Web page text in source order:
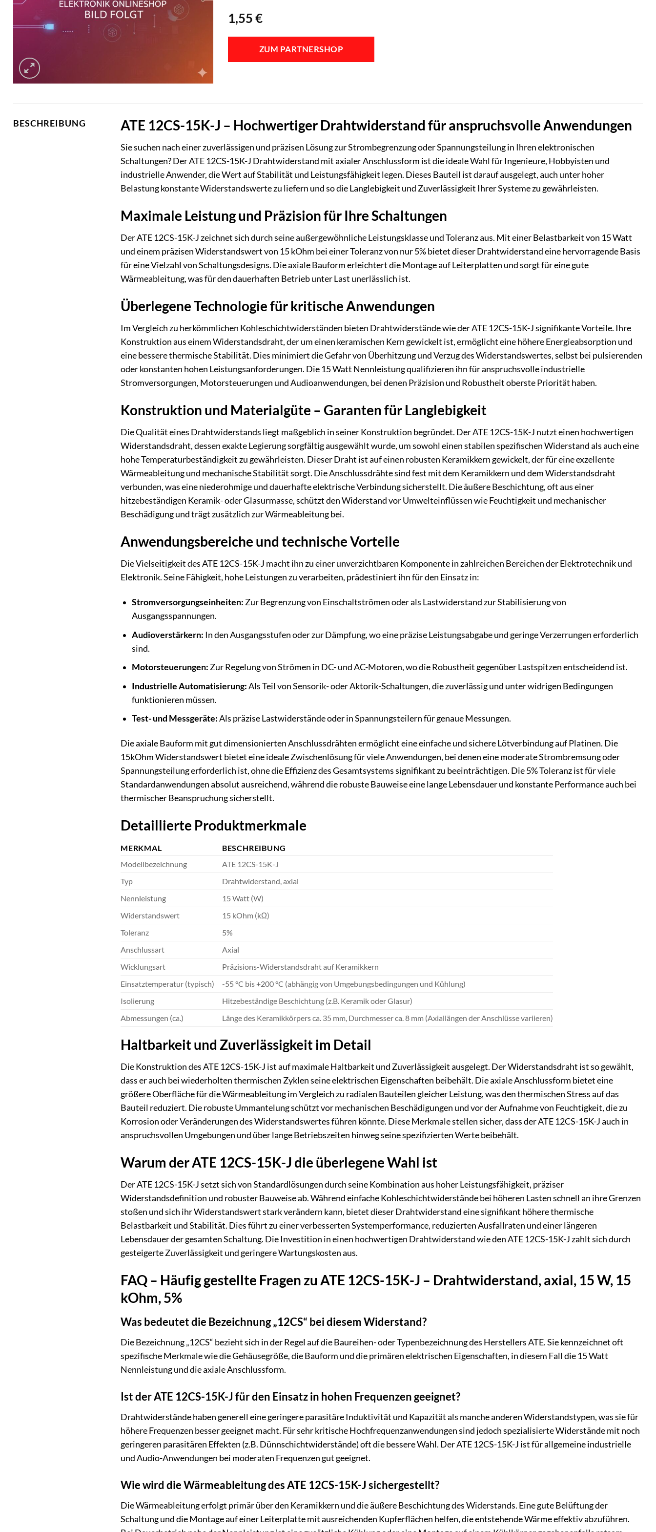
1,55€
ZUM PARTNERSHOP
BESCHREIBUNG ATE 12CS-15K-J – Hochwertiger Drahtwiderstand für anspruchsvolle Anwendungen
Sie suchen nach einer zuverlässigen und präzisen Lösung zur Strombegrenzung oder Spannungsteilung in Ihren elektronischen
Schaltungen? Der ATE 12CS-15K-J Drahtwiderstand mit axialer Anschlussform ist die ideale Wahl für Ingenieure, Hobbyisten und
industrielle Anwender, die Wert auf Stabilität und Leistungsfähigkeit legen. Dieses Bauteil ist darauf ausgelegt, auch unter hoher
Belastung konstante Widerstandswerte zu liefern und so die Langlebigkeit und Zuverlässigkeit Ihrer Systeme zu gewährleisten.
Maximale Leistung und Präzision für Ihre Schaltungen
Der ATE 12CS-15K-J zeichnet sich durch seine außergewöhnliche Leistungsklasse und Toleranz aus. Mit einer Belastbarkeit von 15 Watt
und einem präzisen Widerstandswert von 15 kOhm bei einer Toleranz von nur 5% bietet dieser Drahtwiderstand eine hervorragende Basis
für eine Vielzahl von Schaltungsdesigns. Die axiale Bauform erleichtert die Montage auf Leiterplatten und sorgt für eine gute
Wärmeableitung, was für den dauerhaften Betrieb unter Last unerlässlich ist.
Überlegene Technologie für kritische Anwendungen
Im Vergleich zu herkömmlichen Kohleschichtwiderständen bieten Drahtwiderstände wie der ATE 12CS-15K-J signifikante Vorteile. Ihre
Konstruktion aus einem Widerstandsdraht, der um einen keramischen Kern gewickelt ist, ermöglicht eine höhere Energieabsorption und
eine bessere thermische Stabilität. Dies minimiert die Gefahr von Überhitzung und Verzug des Widerstandswertes, selbst bei pulsierenden
oder konstanten hohen Leistungsanforderungen. Die 15 Watt Nennleistung qualifizieren ihn für anspruchsvolle industrielle
Stromversorgungen, Motorsteuerungen und Audioanwendungen, bei denen Präzision und Robustheit oberste Priorität haben.
Konstruktion und Materialgüte – Garanten für Langlebigkeit
Die Qualität eines Drahtwiderstands liegt maßgeblich in seiner Konstruktion begründet. Der ATE 12CS-15K-J nutzt einen hochwertigen
Widerstandsdraht, dessen exakte Legierung sorgfältig ausgewählt wurde, um sowohl einen stabilen spezifischen Widerstand als auch eine
hohe Temperaturbeständigkeit zu gewährleisten. Dieser Draht ist auf einen robusten Keramikkern gewickelt, der für eine exzellente
Wärmeableitung und mechanische Stabilität sorgt. Die Anschlussdrähte sind fest mit dem Keramikkern und dem Widerstandsdraht
verbunden, was eine niederohmige und dauerhafte elektrische Verbindung sicherstellt. Die äußere Beschichtung, oft aus einer
hitzebeständigen Keramik- oder Glasurmasse, schützt den Widerstand vor Umwelteinflüssen wie Feuchtigkeit und mechanischer
Beschädigung und trägt zusätzlich zur Wärmeableitung bei.
Anwendungsbereiche und technische Vorteile
Die Vielseitigkeit des ATE 12CS-15K-J macht ihn zu einer unverzichtbaren Komponente in zahlreichen Bereichen der Elektrotechnik und
Elektronik. Seine Fähigkeit, hohe Leistungen zu verarbeiten, prädestiniert ihn für den Einsatz in:
Stromversorgungseinheiten: Zur Begrenzung von Einschaltströmen oder als Lastwiderstand zur Stabilisierung von
Ausgangsspannungen.
Audioverstärkern: In den Ausgangsstufen oder zur Dämpfung, wo eine präzise Leistungsabgabe und geringe Verzerrungen erforderlich
sind.
Motorsteuerungen:Zur Regelung von Strömen in DC- und AC-Motoren, wo die Robustheit gegenüber Lastspitzen entscheidend ist.
Industrielle Automatisierung:Als Teil von Sensorik- oder Aktorik-Schaltungen, die zuverlässig und unter widrigen Bedingungen
funktionieren müssen.
Test- und Messgeräte:Als präzise Lastwiderstände oder in Spannungsteilern für genaue Messungen.
Die axiale Bauform mit gut dimensionierten Anschlussdrähten ermöglicht eine einfache und sichere Lötverbindung auf Platinen. Die
15kOhm Widerstandswert bietet eine ideale Zwischenlösung für viele Anwendungen, bei denen eine moderate Strombremsung oder
Spannungsteilung erforderlich ist, ohne die Effizienz des Gesamtsystems signifikant zu beeinträchtigen. Die 5% Toleranz ist für viele
Standardanwendungen absolut ausreichend, während die robuste Bauweise eine lange Lebensdauer und konstante Performance auch bei
thermischer Beanspruchung sicherstellt.
Detaillierte Produktmerkmale
MERKMAL
BESCHREIBUNG
Modellbezeichnung
ATE 12CS-15K-J
Typ
Drahtwiderstand, axial
Nennleistung
15 Watt (W)
Widerstandswert
15 kOhm (kΩ)
Toleranz
5%
Anschlussart
Axial
Wicklungsart
Präzisions-Widerstandsdraht auf Keramikkern
Einsatztemperatur (typisch)
-55 °C bis +200 °C (abhängig von Umgebungsbedingungen und Kühlung)
Isolierung
Hitzebeständige Beschichtung (z.B. Keramik oder Glasur)
Abmessungen (ca.)
Länge des Keramikkörpers ca. 35 mm, Durchmesser ca. 8 mm (Axiallängen der Anschlüsse variieren)
Haltbarkeit und Zuverlässigkeit im Detail
Die Konstruktion des ATE 12CS-15K-J ist auf maximale Haltbarkeit und Zuverlässigkeit ausgelegt. Der Widerstandsdraht ist so gewählt,
dass er auch bei wiederholten thermischen Zyklen seine elektrischen Eigenschaften beibehält. Die axiale Anschlussform bietet eine
größere Oberfläche für die Wärmeableitung im Vergleich zu radialen Bauteilen gleicher Leistung, was den thermischen Stress auf das
Bauteil reduziert. Die robuste Ummantelung schützt vor mechanischen Beschädigungen und vor der Aufnahme von Feuchtigkeit, die zu
Korrosion oder Veränderungen des Widerstandswertes führen könnte. Diese Merkmale stellen sicher, dass der ATE 12CS-15K-J auch in
anspruchsvollen Umgebungen und über lange Betriebszeiten hinweg seine spezifizierten Werte beibehält.
Warum der ATE 12CS-15K-J die überlegene Wahl ist
Der ATE 12CS-15K-J setzt sich von Standardlösungen durch seine Kombination aus hoher Leistungsfähigkeit, präziser
Widerstandsdefinition und robuster Bauweise ab. Während einfache Kohleschichtwiderstände bei höheren Lasten schnell an ihre Grenzen
stoßen und sich ihr Widerstandswert stark verändern kann, bietet dieser Drahtwiderstand eine signifikant höhere thermische
Belastbarkeit und Stabilität. Dies führt zu einer verbesserten Systemperformance, reduzierten Ausfallraten und einer längeren
Lebensdauer der gesamten Schaltung. Die Investition in einen hochwertigen Drahtwiderstand wie den ATE 12CS-15K-J zahlt sich durch
gesteigerte Zuverlässigkeit und geringere Wartungskosten aus.
FAQ – Häufig gestellte Fragen zu ATE 12CS-15K-J – Drahtwiderstand, axial, 15 W, 15
kOhm, 5%
Was bedeutet die Bezeichnung „12CS“ bei diesem Widerstand?
Die Bezeichnung „12CS“ bezieht sich in der Regel auf die Baureihen- oder Typenbezeichnung des Herstellers ATE. Sie kennzeichnet oft
spezifische Merkmale wie die Gehäusegröße, die Bauform und die primären elektrischen Eigenschaften, in diesem Fall die 15 Watt
Nennleistung und die axiale Anschlussform.
Ist der ATE 12CS-15K-J für den Einsatz in hohen Frequenzen geeignet?
Drahtwiderstände haben generell eine geringere parasitäre Induktivität und Kapazität als manche anderen Widerstandstypen, was sie für
höhere Frequenzen besser geeignet macht. Für sehr kritische Hochfrequenzanwendungen sind jedoch spezialisierte Widerstände mit noch
geringeren parasitären Effekten (z.B. Dünnschichtwiderstände) oft die bessere Wahl. Der ATE 12CS-15K-J ist für allgemeine industrielle
und Audio-Anwendungen bei moderaten Frequenzen gut geeignet.
Wie wird die Wärmeableitung des ATE 12CS-15K-J sichergestellt?
Die Wärmeableitung erfolgt primär über den Keramikkern und die äußere Beschichtung des Widerstands. Eine gute Belüftung der
Schaltung und die Montage auf einer Leiterplatte mit ausreichenden Kupferflächen helfen, die entstehende Wärme effektiv abzuführen.